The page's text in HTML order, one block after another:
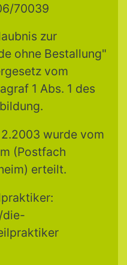
70039
zur
ohne Bestallung"
vom
1 Abs. 1 des
wurde vom
(Postfach
erteilt.
die-